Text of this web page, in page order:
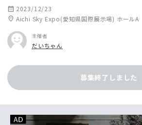
calendar_month 2023/12/23
location_on Aichi Sky Expo(愛知県国際展示場) ホールA
主催者
だいちゃん
募集終了しました